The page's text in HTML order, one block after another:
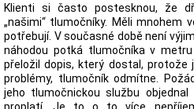
Klienti si často postesknou, že
„našimi“ tlumočníky. Měli
potřebují. V současné době není
náhodou potká tlumočníka v
přeložil dopis, který dostal, protože
problémy, tlumočník odmítne.
jeho tlumočnickou službu
proplatí. Je to o to více